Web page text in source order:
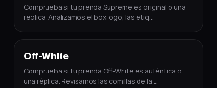
Comprueba si tu prenda Supreme es original o una
réplica. Analizamos el box logo, las etiq…
Off-White
Comprueba si tu prenda Off-White es auténtica o
una réplica. Revisamos las comillas de la …